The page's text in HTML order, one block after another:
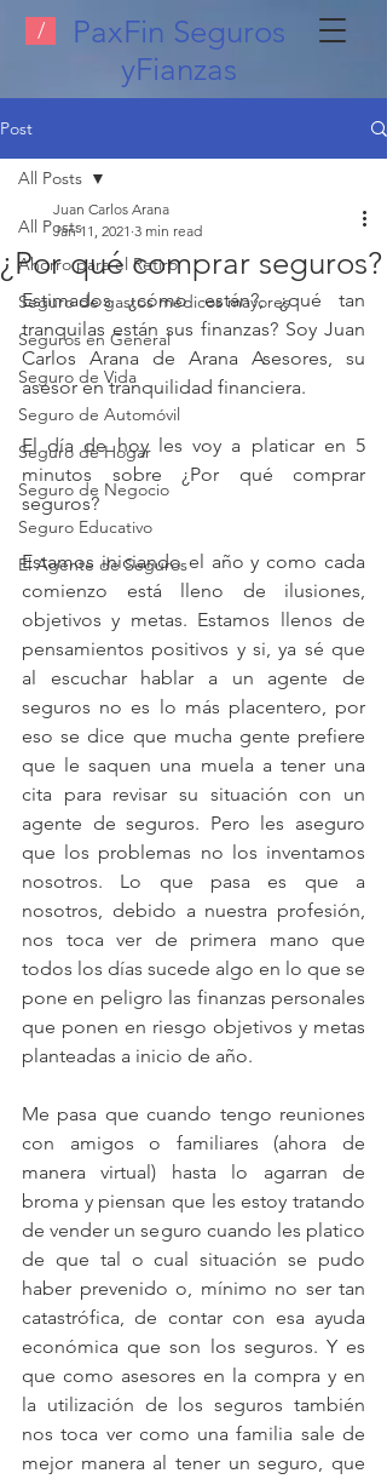
/
PaxFin Seguros
yFianzas
Post
All Posts
Ahorro para el Retiro
Seguro de gastos médicos mayores
Seguros en General
Seguro de Vida
Seguro de Automóvil
Seguro de Hogar
Seguro de Negocio
Seguro Educativo
El Agente de Seguros
All Posts
¿Por qué comprar seguros?
Juan Carlos Arana
Jan 11, 2021 3 min read
Estimados ¿cómo están?, ¿qué tan
tranquilas están sus finanzas? Soy Juan
Carlos Arana de Arana Asesores, su
asesor en tranquilidad financiera.
El día de hoy les voy a platicar en 5
minutos sobre ¿Por qué comprar
seguros?
Estamos iniciando el año y como cada
comienzo está lleno de ilusiones,
objetivos y metas. Estamos llenos de
pensamientos positivos y si, ya sé que
al escuchar hablar a un agente de
seguros no es lo más placentero, por
eso se dice que mucha gente prefiere
que le saquen una muela a tener una
cita para revisar su situación con un
agente de seguros. Pero les aseguro
que los problemas no los inventamos
nosotros. Lo que pasa es que a
nosotros, debido a nuestra profesión,
nos toca ver de primera mano que
todos los días sucede algo en lo que se
pone en peligro las finanzas personales
que ponen en riesgo objetivos y metas
planteadas a inicio de año.
Me pasa que cuando tengo reuniones
con amigos o familiares (ahora de
manera virtual) hasta lo agarran de
broma y piensan que les estoy tratando
de vender un seguro cuando les platico
de que tal o cual situación se pudo
haber prevenido o, mínimo no ser tan
catastrófica, de contar con esa ayuda
económica que son los seguros. Y es
que como asesores en la compra y en
la utilización de los seguros también
nos toca ver como una familia sale de
mejor manera al tener un seguro, que